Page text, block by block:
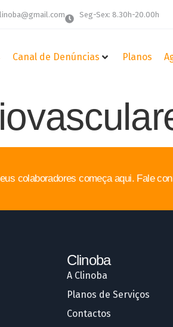
Seg-Sex: 8.30h-20.00h
Canal de Denúncias Planos
colaboradores começa aqui. Fale
Clinoba
A Clinoba
Planos de Serviços
Contactos